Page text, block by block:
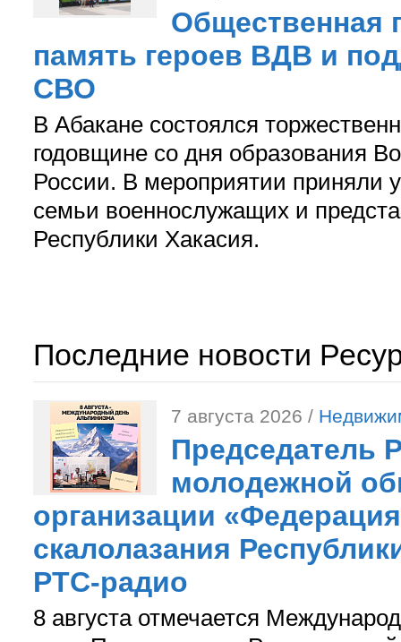
Общественная
память героев ВДВ и
СВО
В Абакане состоялся
годовщине со дня образования
России. В мероприятии приняли
семьи военнослужащих и
Республики Хакасия.
Последние новости
7 августа 2026 /
Председатель
молодежной
организации
скалолазания
РТС-радио
8 августа отмечается